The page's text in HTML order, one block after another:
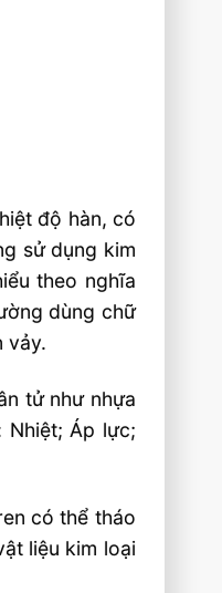
độ hàn, có
sử dụng kim
theo nghĩa
dùng chữ
vảy.
tử như nhựa
Nhiệt; Áp lực;
có thể tháo
liệu kim loại